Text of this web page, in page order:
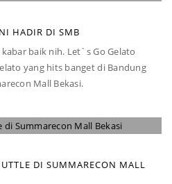
HADIR DI SMB
baik nih. Let`s Go Gelato
yang hits banget di Bandung
Mall Bekasi.
DI SUMMARECON MALL